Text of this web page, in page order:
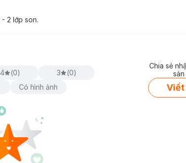
đã có tạiHasaki
2 lớp son.
4 (0) 3 (0)
Có hình ảnh
Chia sẻ
Viết